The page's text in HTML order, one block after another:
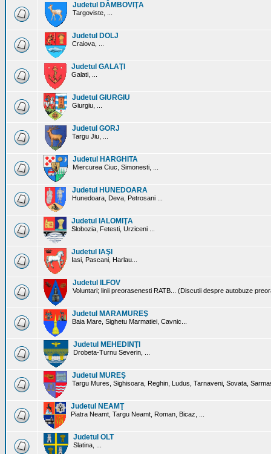
Judetul DÂMBOVIŢA
Targoviste, ...
Judetul DOLJ
Craiova, ...
Judetul GALAŢI
Galati, ...
Judetul GIURGIU
Giurgiu, ...
Judetul GORJ
Targu Jiu, ...
Judetul HARGHITA
Miercurea Ciuc, Simonesti, ...
Judetul HUNEDOARA
Hunedoara, Deva, Petrosani ...
Judetul IALOMIŢA
Slobozia, Fetesti, Urziceni ...
Judetul IAŞI
Iasi, Pascani, Harlau...
Judetul ILFOV
Voluntari; linii preorasenesti RATB... (Discutii despre autobuze
Judetul MARAMUREŞ
Baia Mare, Sighetu Marmatiei, Cavnic...
Judetul MEHEDINŢI
Drobeta-Turnu Severin, ...
Judetul MUREŞ
Targu Mures, Sighisoara, Reghin, Ludus, Tarnaveni, Sovata,
Judetul NEAMŢ
Piatra Neamt, Targu Neamt, Roman, Bicaz, ...
Judetul OLT
Slatina, ...